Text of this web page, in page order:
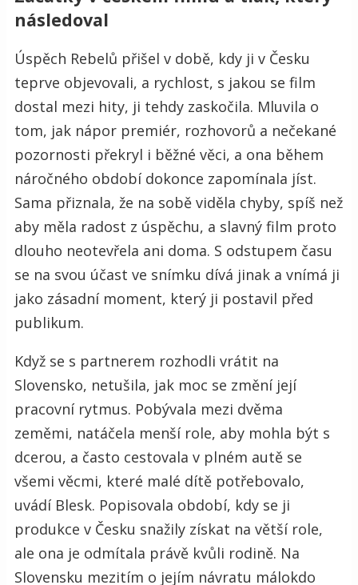
následoval
Úspěch Rebelů přišel v době, kdy ji v Česku
teprve objevovali, a rychlost, s jakou se film
dostal mezi hity, ji tehdy zaskočila. Mluvila o
tom, jak nápor premiér, rozhovorů a nečekané
pozornosti překryl i běžné věci, a ona během
náročného období dokonce zapomínala jíst.
Sama přiznala, že na sobě viděla chyby, spíš než
aby měla radost z úspěchu, a slavný film proto
dlouho neotevřela ani doma. S odstupem času
se na svou účast ve snímku dívá jinak a vnímá ji
jako zásadní moment, který ji postavil před
publikum.
Když se s partnerem rozhodli vrátit na
Slovensko, netušila, jak moc se změní její
pracovní rytmus. Pobývala mezi dvěma
zeměmi, natáčela menší role, aby mohla být s
dcerou, a často cestovala v plném autě se
všemi věcmi, které malé dítě potřebovalo,
uvádí Blesk. Popisovala období, kdy se ji
produkce v Česku snažily získat na větší role,
ale ona je odmítala právě kvůli rodině. Na
Slovensku mezitím o jejím návratu málokdo